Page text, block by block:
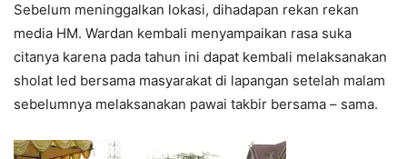
Sebelum meninggalkan lokasi, dihadapan rekan rekan
media HM. Wardan kembali menyampaikan rasa suka
citanya karena pada tahun ini dapat kembali melaksanakan
sholat Ied bersama masyarakat di lapangan setelah malam
sebelumnya melaksanakan pawai takbir bersama – sama.